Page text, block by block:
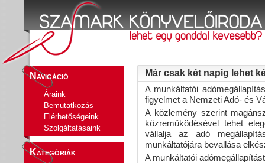
Navigáció
Áraink
Bemutatkozás
Elérhetőségeink
Szolgáltatásaink
Kategóriák
Már csak két napig lehet
A munkáltatói
figyelmet a Nemzeti Adó- és
A közlemény szerint
közreműködésével tehet
vállalja az adó
munkáltatójára bevallása
A munkáltatói